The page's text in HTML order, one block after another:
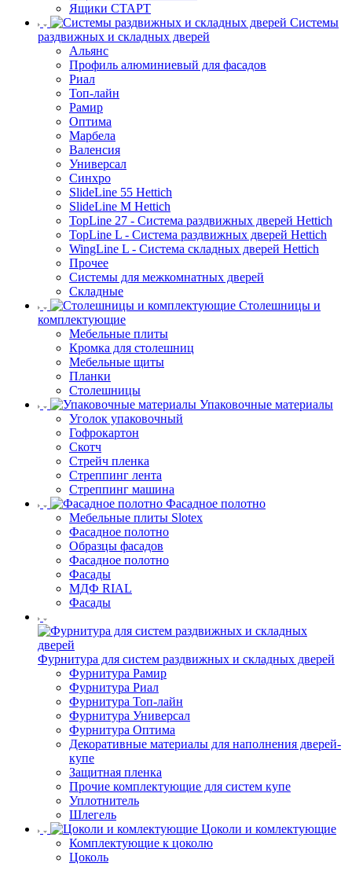
Ящики СТАРТ
Системы
раздвижных и складных дверей
Альянс
Профиль алюминиевый для фасадов
Риал
Топ-лайн
Рамир
Оптима
Марбела
Валенсия
Универсал
Синхро
SlideLine 55 Hettich
SlideLine M Hettich
TopLine 27 - Система раздвижных дверей Hettich
TopLine L - Система раздвижных дверей Hettich
WingLine L - Система складных дверей Hettich
Прочее
Системы для межкомнатных дверей
Складные
Столешницы и
комплектующие
Мебельные плиты
Кромка для столешниц
Мебельные щиты
Планки
Столешницы
Упаковочные материалы
Уголок упаковочный
Гофрокартон
Скотч
Стрейч пленка
Стреппинг лента
Стреппинг машина
Фасадное полотно
Мебельные плиты Slotex
Фасадное полотно
Образцы фасадов
Фасадное полотно
Фасады
МДФ RIAL
Фасады
Фурнитура для систем раздвижных и складных дверей
Фурнитура Рамир
Фурнитура Риал
Фурнитура Топ-лайн
Фурнитура Универсал
Фурнитура Оптима
Декоративные материалы для наполнения дверей-
купе
Защитная пленка
Прочие комплектующие для систем купе
Уплотнитель
Шлегель
Цоколи и комлектующие
Комплектующие к цоколю
Цоколь